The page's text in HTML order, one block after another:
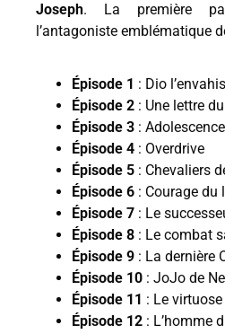
Joseph. La première
l’antagoniste emblématique
Épisode 1 : Dio
Épisode 2 : Une lettre
Épisode 3 :
Épisode 4 : Overdrive
Épisode 5 : Chevaliers
Épisode 6 : Courage du
Épisode 7 : Le
Épisode 8 : Le combat
Épisode 9 : La dernière
Épisode 10 : JoJo de
Épisode 11 : Le
Épisode 12 : L’homme